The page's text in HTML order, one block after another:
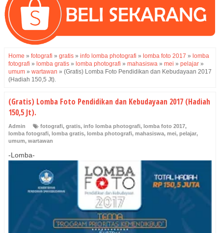
Home » fotografi » gratis » info lomba photografi » lomba foto 2017 » lomba
fotografi » lomba gratis » lomba photografi » mahasiswa » mei » pelajar »
umum » wartawan » (Gratis) Lomba Foto Pendidikan dan Kebudayaan 2017
(Hadiah 150,5 Jt).
(Gratis) Lomba Foto Pendidikan dan Kebudayaan 2017 (Hadiah
150,5 Jt).
Admin fotografi, gratis, info lomba photografi, lomba foto 2017,
lomba fotografi, lomba gratis, lomba photografi, mahasiswa, mei, pelajar,
umum, wartawan
-Lomba-